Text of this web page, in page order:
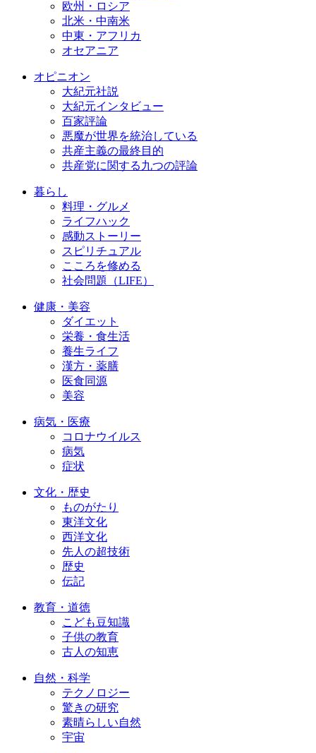
欧州・ロシア
北米・中南米
中東・アフリカ
オセアニア
オピニオン
大紀元社説
大紀元インタビュー
百家評論
悪魔が世界を統治している
共産主義の最終目的
共産党に関する九つの評論
暮らし
料理・グルメ
ライフハック
感動ストーリー
スピリチュアル
こころを修める
社会問題（LIFE）
健康・美容
ダイエット
栄養・食生活
養生ライフ
漢方・薬膳
医食同源
美容
病気・医療
コロナウイルス
病気
症状
文化・歴史
ものがたり
東洋文化
西洋文化
先人の超技術
歴史
伝記
教育・道徳
こども豆知識
子供の教育
古人の知恵
自然・科学
テクノロジー
驚きの研究
素晴らしい自然
宇宙